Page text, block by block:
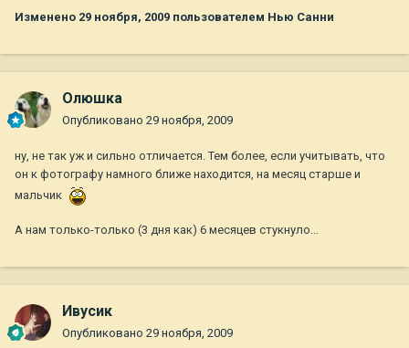
Изменено 29 ноября, 2009 пользователем Нью Санни
Олюшка
Опубликовано 29 ноября, 2009
ну, не так уж и сильно отличается. Тем более, если учитывать, что
он к фотографу намного ближе находится, на месяц старше и
мальчик
А нам только-только (3 дня как) 6 месяцев стукнуло...
Ивусик
Опубликовано 29 ноября, 2009